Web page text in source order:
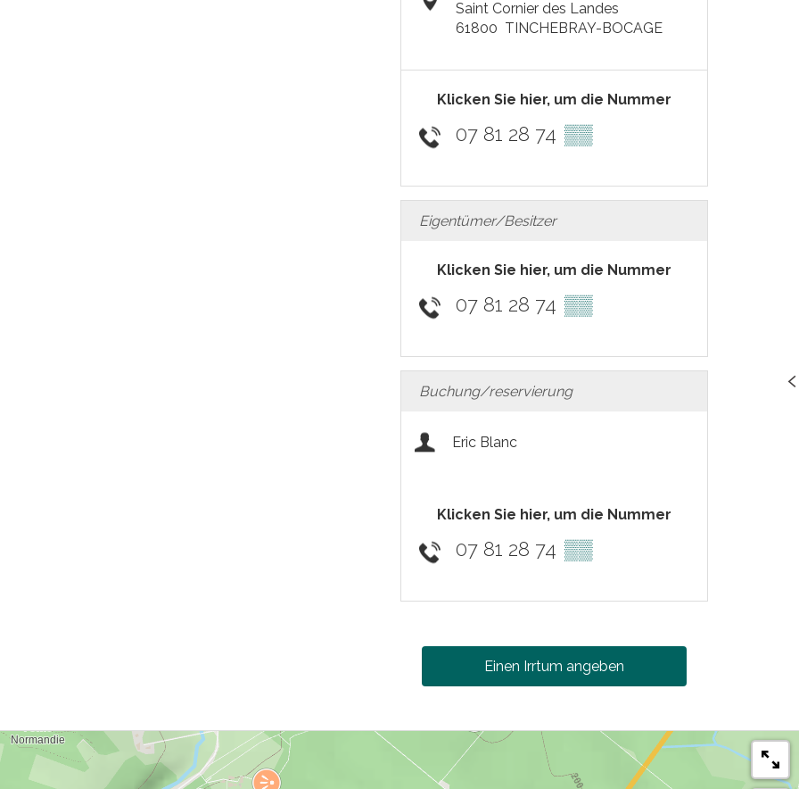
Saint Cornier des Landes
61800 TINCHEBRAY-BOCAGE
Klicken Sie hier, um die Nummer
07 81 28 74 ▒▒
Eigentümer/Besitzer
Klicken Sie hier, um die Nummer
07 81 28 74 ▒▒
Buchung/reservierung
Eric Blanc
Klicken Sie hier, um die Nummer
07 81 28 74 ▒▒
Einen Irrtum angeben